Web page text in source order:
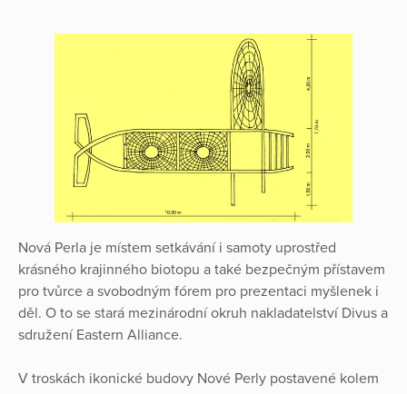
Nová Perla je místem setkávání i samoty uprostřed
krásného krajinného biotopu a také bezpečným přístavem
pro tvůrce a svobodným fórem pro prezentaci myšlenek i
děl. O to se stará mezinárodní okruh nakladatelství Divus a
sdružení Eastern Alliance.
V troskách ikonické budovy Nové Perly postavené kolem